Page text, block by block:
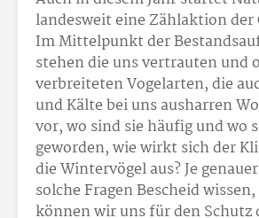
landesweit eine Zählaktion der
Im Mittelpunkt der
stehen die uns vertrauten und
verbreiteten Vogelarten, die
und Kälte bei uns ausharren
vor, wo sind sie häufig und wo
geworden, wie wirkt sich der
die Wintervögel aus? Je
solche Fragen Bescheid
können wir uns für den Schutz